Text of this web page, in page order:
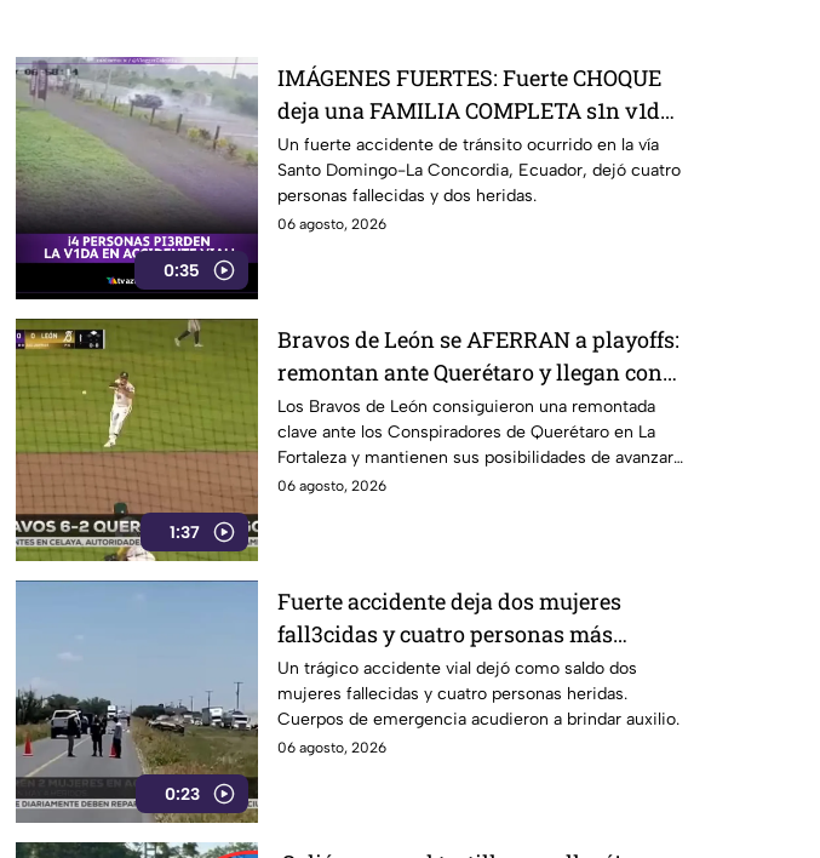
0:35
IMÁGENES FUERTES: Fuerte CHOQUE
deja una FAMILIA COMPLETA s1n v1da;
camioneta impactó contra camión
Un fuerte accidente de tránsito ocurrido en la vía
Santo Domingo-La Concordia, Ecuador, dejó cuatro
personas fallecidas y dos heridas.
06 agosto, 2026
1:37
Bravos de León se AFERRAN a playoffs:
remontan ante Querétaro y llegan con
vida al último juego de la temporada
Los Bravos de León consiguieron una remontada
clave ante los Conspiradores de Querétaro en La
Fortaleza y mantienen sus posibilidades de avanzar
a playoffs.
06 agosto, 2026
0:23
Fuerte accidente deja dos mujeres
fall3cidas y cuatro personas más
heridas
Un trágico accidente vial dejó como saldo dos
mujeres fallecidas y cuatro personas heridas.
Cuerpos de emergencia acudieron a brindar auxilio.
06 agosto, 2026